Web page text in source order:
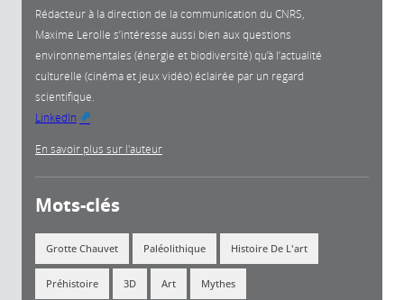
Rédacteur à la direction de la communication du CNRS,
Maxime Lerolle s’intéresse aussi bien aux questions
environnementales (énergie et biodiversité) qu’à l’actualité
culturelle (cinéma et jeux vidéo) éclairée par un regard
scientifique.
LinkedIn
En savoir plus sur l'auteur
Mots-clés
Grotte Chauvet Paléolithique Histoire De L'art
Préhistoire 3D Art Mythes